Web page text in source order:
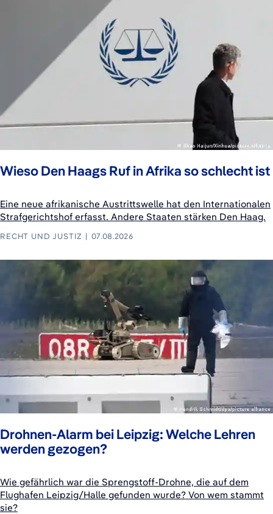
Wieso Den Haags Ruf in Afrika so schlecht ist
Eine neue afrikanische Austrittswelle hat den Internationalen
Strafgerichtshof erfasst. Andere Staaten stärken Den Haag.
RECHT UND JUSTIZ 07.08.2026
Drohnen-Alarm bei Leipzig: Welche Lehren
werden gezogen?
Wie gefährlich war die Sprengstoff-Drohne, die auf dem
Flughafen Leipzig/Halle gefunden wurde? Von wem stammt
sie?